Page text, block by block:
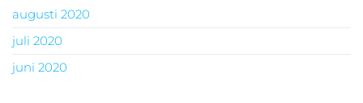
augusti 2020
juli 2020
juni 2020